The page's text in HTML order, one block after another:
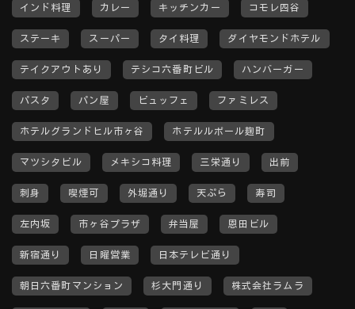
インド料理 カレー キッチンカー コモレ四谷
ステーキ スーパー タイ料理 ダイヤモンドホテル
テイクアウトあり テシコ六番町ビル ハンバーガー
パスタ パン屋 ビュッフェ ファミレス
ホテルグランドヒル市ヶ谷 ホテルルポール麹町
マツシタビル メキシコ料理 三栄通り 出前
刺身 喫煙可 外堀通り 天ぷら 寿司
左内坂 市ヶ谷プラザ 弁当屋 恩田ビル
新宿通り 日曜営業 日本テレビ通り
朝日六番町マンション 杉大門通り 株式会社ラムラ